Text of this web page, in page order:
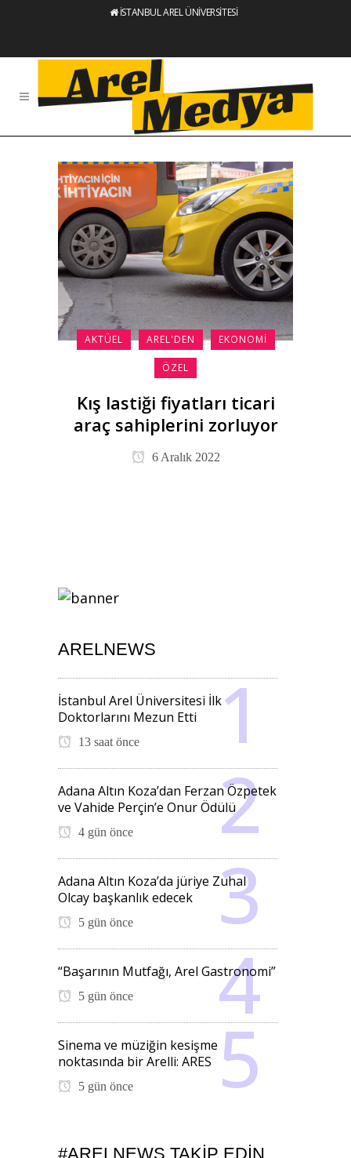
İSTANBUL AREL ÜNİVERSİTESİ
AKTÜEL AREL'DEN EKONOMI
ÖZEL
Kış lastiği fiyatları ticari
araç sahiplerini zorluyor
6 Aralık 2022
ARELNEWS
İstanbul Arel Üniversitesi İlk
Doktorlarını Mezun Etti
13 saat önce
Adana Altın Koza’dan Ferzan Özpetek
ve Vahide Perçin’e Onur Ödülü
4 gün önce
Adana Altın Koza’da jüriye Zuhal
Olcay başkanlık edecek
5 gün önce
“Başarının Mutfağı, Arel Gastronomi”
5 gün önce
Sinema ve müziğin kesişme
noktasında bir Arelli: ARES
5 gün önce
#ARELNEWS TAKIP EDIN